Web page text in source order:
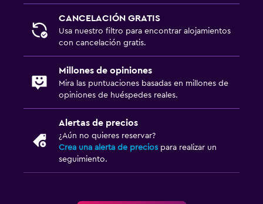
CANCELACIÓN GRATIS
Usa nuestro filtro para encontrar alojamientos
con cancelación gratis.
Millones de opiniones
Mira las puntuaciones basadas en millones de
opiniones de huéspedes reales.
Alertas de precios
¿Aún no quieres reservar?
Crea una alerta de precios para realizar un
seguimiento.